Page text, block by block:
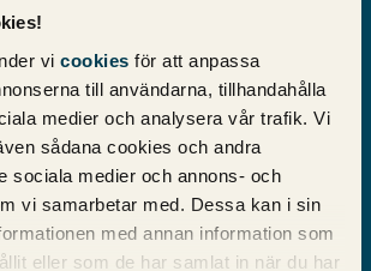
vi cookies för att anpassa
till användarna, tillhandahålla
medier och analysera vår trafik. Vi
sådana cookies och andra
sociala medier och annons- och
vi samarbetar med. Dessa kan i sin
med annan information som
eller som de har samlat in när du har
enkelt.”